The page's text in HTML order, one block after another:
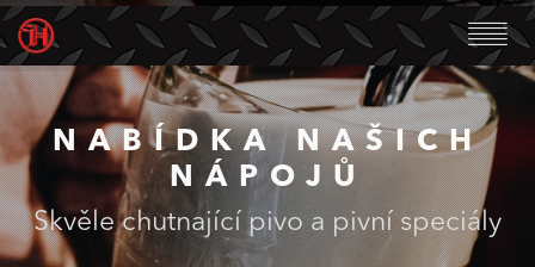
NABÍDKA NAŠICH
NÁPOJŮ
Skvěle chutnající pivo a pivní speciály